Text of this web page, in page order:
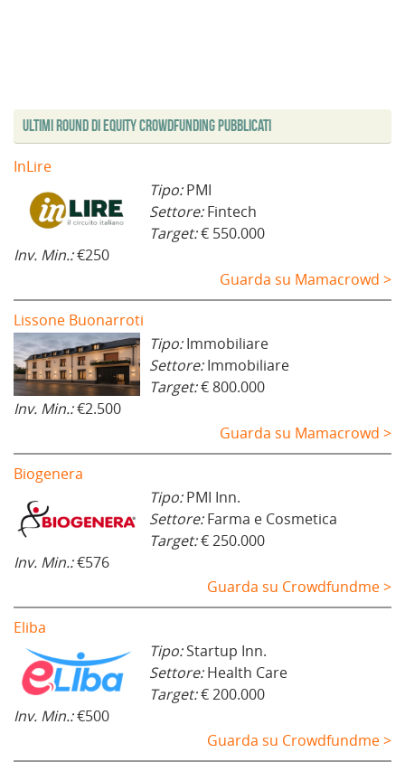
Ultimi Round di Equity Crowdfunding Pubblicati
InLire
Tipo:PMI
Settore:Fintech
Target:€ 550.000
Inv. Min.:€250
Guarda su Mamacrowd >
Lissone Buonarroti
Tipo:Immobiliare
Settore:Immobiliare
Target:€ 800.000
Inv. Min.:€2.500
Guarda su Mamacrowd >
Biogenera
Tipo:PMI Inn.
Settore:Farma e Cosmetica
Target:€ 250.000
Inv. Min.:€576
Guarda su Crowdfundme >
Eliba
Tipo:Startup Inn.
Settore:Health Care
Target:€ 200.000
Inv. Min.:€500
Guarda su Crowdfundme >